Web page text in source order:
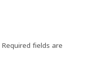
Required fields are